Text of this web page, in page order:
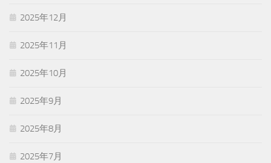
2025年12月
2025年11月
2025年10月
2025年9月
2025年8月
2025年7月